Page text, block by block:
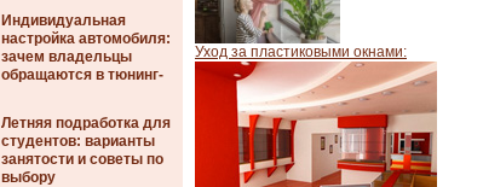
Индивидуальная
настройка автомобиля:
зачем владельцы
обращаются в тюнинг-
Летняя подработка для
студентов: варианты
занятости и советы по
выбору
Уход за пластиковыми окнами: